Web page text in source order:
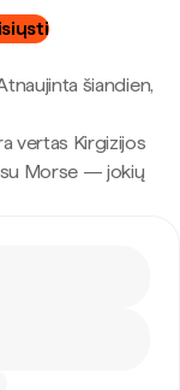
šiandien,
vertas Kirgizijos
su Morse — jokių